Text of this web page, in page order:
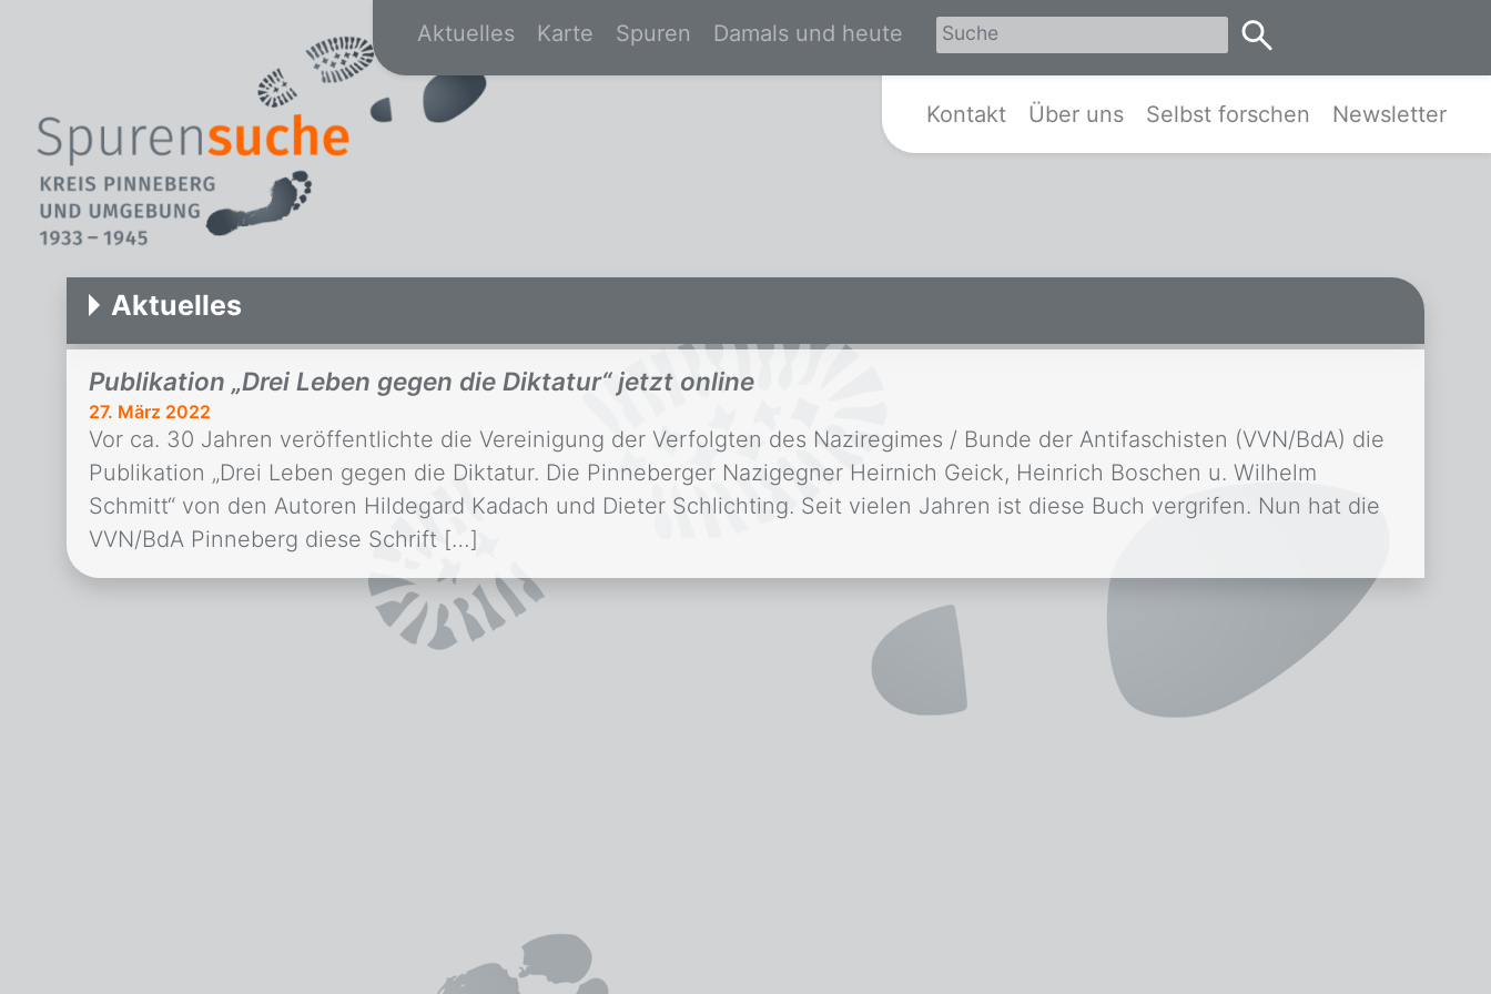
Zur Startseite von Spurensuche Kreis Pinneberg und Umgebung
Aktuelles Karte Spuren Damals und heute
Kontakt Über uns Selbst forschen Newsletter
Aktuelles
Publikation „Drei Leben gegen die Diktatur“ jetzt online
27. März 2022
Vor ca. 30 Jahren veröffentlichte die Vereinigung der Verfolgten des Naziregimes / Bunde der Antifaschisten (VVN/BdA) die
Publikation „Drei Leben gegen die Diktatur. Die Pinneberger Nazigegner Heirnich Geick, Heinrich Boschen u. Wilhelm
Schmitt“ von den Autoren Hildegard Kadach und Dieter Schlichting. Seit vielen Jahren ist diese Buch vergrifen. Nun hat die
VVN/BdA Pinneberg diese Schrift […]